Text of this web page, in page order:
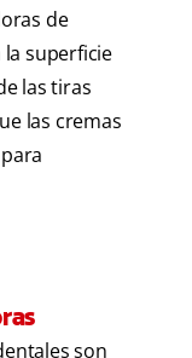
de
superficie
las tiras
las cremas
son